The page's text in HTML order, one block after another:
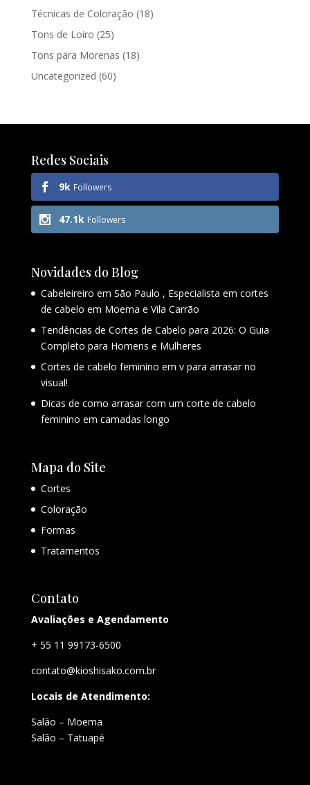
Técnicas de Coloração (18)
Tons de Loiro (25)
Tons para Morenas (18)
Uncategorized (60)
Redes Sociais
9k Followers
47.1k Followers
Novidades do Blog
Cabeleireiro em São Paulo , Especialista em cortes
de cabelo em Moema e Vila Carrão
Tendências de Cortes de Cabelo para 2026: O Guia
Completo para Homens e Mulheres
Cortes de cabelo feminino em v para arrasar no
visual!
Dicas de como arrasar com um corte de cabelo
feminino em camadas longo
Mapa do Site
Cortes
Coloração
Formas
Tratamentos
Contato
Avaliações e Agendamento
+ 55 11 99173-6500
contato@kioshisako.com.br
Locais de Atendimento:
Salão – Moema
Salão – Tatuapé